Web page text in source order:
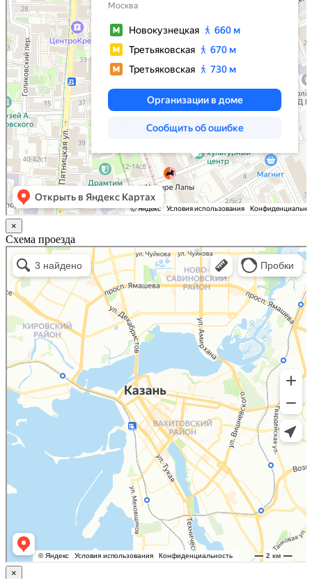
×
Схема проезда
Казань
Малый Татарский переулок, 8 на карте Москвы, ближайшее метро Новокузнецкая —
Яндекс.Карты
×